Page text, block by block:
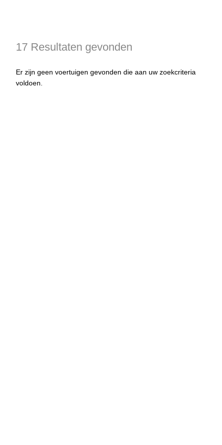
17 Resultaten gevonden
Er zijn geen voertuigen gevonden die aan uw zoekcriteria
voldoen.